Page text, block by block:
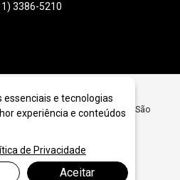
3386-5210
para Construtoras em São
Diamantadas para
essenciais e tecnologias
experiência e conteúdos
de Privacidade
Aceitar